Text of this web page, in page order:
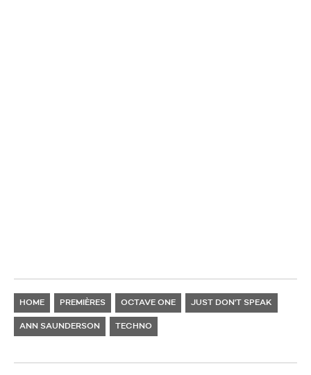
HOME PREMIÈRES OCTAVE ONE JUST DON'T SPEAK
ANN SAUNDERSON TECHNO